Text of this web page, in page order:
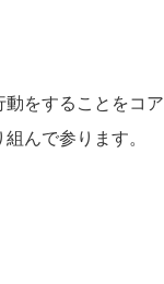
をすることをコア
んで参ります。